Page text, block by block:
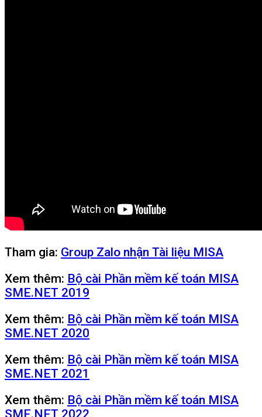
Tham gia: Group Zalo nhận Tài liệu MISA
Xem thêm: Bộ cài Phần mềm kế toán MISA
SME.NET 2019
Xem thêm: Bộ cài Phần mềm kế toán MISA
SME.NET 2020
Xem thêm: Bộ cài Phần mềm kế toán MISA
SME.NET 2021
Xem thêm: Bộ cài Phần mềm kế toán MISA
SME.NET 2022